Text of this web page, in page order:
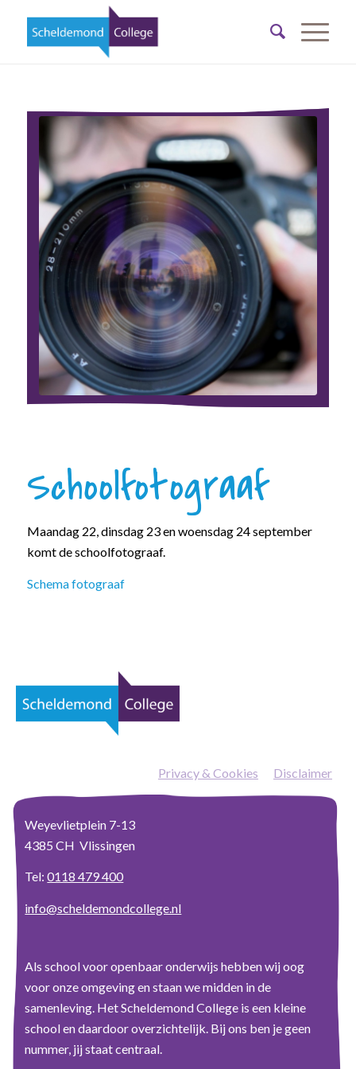
Schoolfotograaf
Maandag 22, dinsdag 23 en woensdag 24 september
komt de schoolfotograaf.
Schema fotograaf
Privacy & Cookies Disclaimer
Weyevlietplein 7-13
4385 CH Vlissingen
Tel:0118 479 400
info@scheldemondcollege.nl
Als school voor openbaar onderwijs hebben wij oog
voor onze omgeving en staan we midden in de
samenleving. Het Scheldemond College is een kleine
school en daardoor overzichtelijk. Bij ons ben je geen
nummer, jij staat centraal.